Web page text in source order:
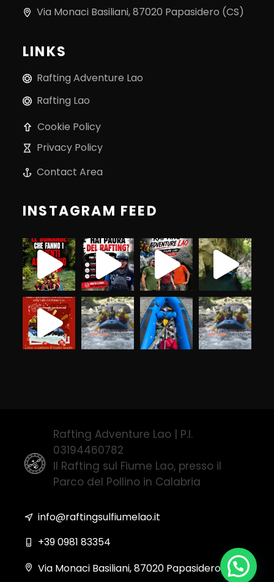
Via Monaci Basiliani, 87020 Papasidero (CS)
LINKS
Rafting Adventure Lao
Rafting Lao
Cookie Policy
Privacy Policy
Contact Area
INSTAGRAM FEED
Rafting Adventure Lao | P.I.
03194460782
Il Rafting sul Fiume Lao, presso il
Parco del Pollino in Calabria
info@raftingsulfiumelao.it
+39 0981 83354
Via Monaci Basiliani, 87020 Papasidero (CS)